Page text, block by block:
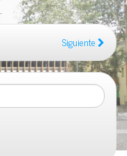
.
Siguiente